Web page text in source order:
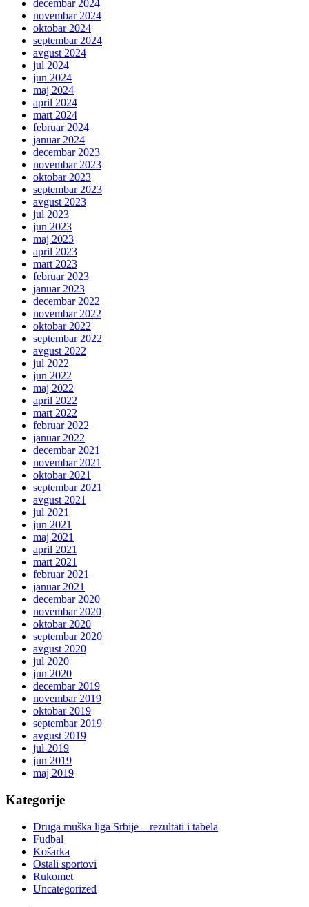
decembar 2024
novembar 2024
oktobar 2024
septembar 2024
avgust 2024
jul 2024
jun 2024
maj 2024
april 2024
mart 2024
februar 2024
januar 2024
decembar 2023
novembar 2023
oktobar 2023
septembar 2023
avgust 2023
jul 2023
jun 2023
maj 2023
april 2023
mart 2023
februar 2023
januar 2023
decembar 2022
novembar 2022
oktobar 2022
septembar 2022
avgust 2022
jul 2022
jun 2022
maj 2022
april 2022
mart 2022
februar 2022
januar 2022
decembar 2021
novembar 2021
oktobar 2021
septembar 2021
avgust 2021
jul 2021
jun 2021
maj 2021
april 2021
mart 2021
februar 2021
januar 2021
decembar 2020
novembar 2020
oktobar 2020
septembar 2020
avgust 2020
jul 2020
jun 2020
decembar 2019
novembar 2019
oktobar 2019
septembar 2019
avgust 2019
jul 2019
jun 2019
maj 2019
Kategorije
Druga muška liga Srbije – rezultati i tabela
Fudbal
Košarka
Ostali sportovi
Rukomet
Uncategorized